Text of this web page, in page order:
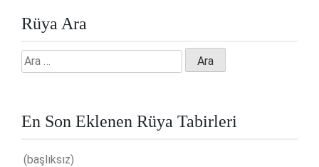
Rüya Ara
Arama:
En Son Eklenen Rüya Tabirleri
(başlıksız)